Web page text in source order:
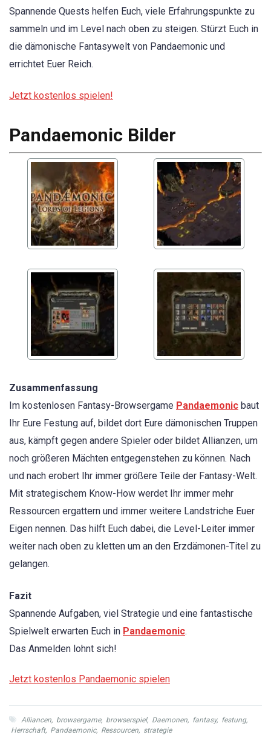
Spannende Quests helfen Euch, viele Erfahrungspunkte zu
sammeln und im Level nach oben zu steigen. Stürzt Euch in
die dämonische Fantasywelt von Pandaemonic und
errichtet Euer Reich.
Jetzt kostenlos spielen!
Pandaemonic Bilder
Zusammenfassung
Im kostenlosen Fantasy-Browsergame Pandaemonic baut
Ihr Eure Festung auf, bildet dort Eure dämonischen Truppen
aus, kämpft gegen andere Spieler oder bildet Allianzen, um
noch größeren Mächten entgegenstehen zu können. Nach
und nach erobert Ihr immer größere Teile der Fantasy-Welt.
Mit strategischem Know-How werdet Ihr immer mehr
Ressourcen ergattern und immer weitere Landstriche Euer
Eigen nennen. Das hilft Euch dabei, die Level-Leiter immer
weiter nach oben zu kletten um an den Erzdämonen-Titel zu
gelangen.
Fazit
Spannende Aufgaben, viel Strategie und eine fantastische
Spielwelt erwarten Euch in Pandaemonic.
Das Anmelden lohnt sich!
Jetzt kostenlos Pandaemonic spielen
Alliancen, browsergame, browserspiel, Daemonen, fantasy, festung,
Herrschaft, Pandaemonic, Ressourcen, strategie